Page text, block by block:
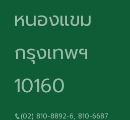
หนองแขม
กรุงเทพฯ
10160
(02) 810-8892-6, 810-6687